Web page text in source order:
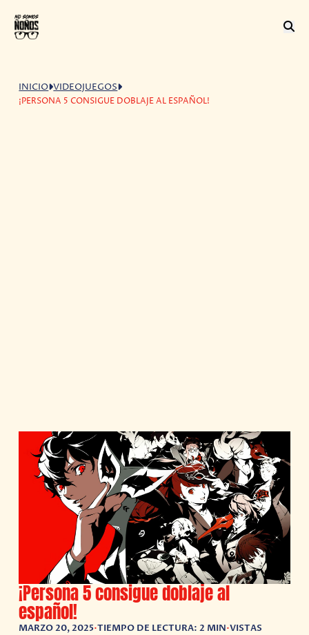
INICIO VIDEOJUEGOS
¡PERSONA 5 CONSIGUE DOBLAJE AL ESPAÑOL!
¡Persona 5 consigue doblaje al
español!
MARZO 20, 2025•TIEMPO DE LECTURA: 2 MIN•VISTAS